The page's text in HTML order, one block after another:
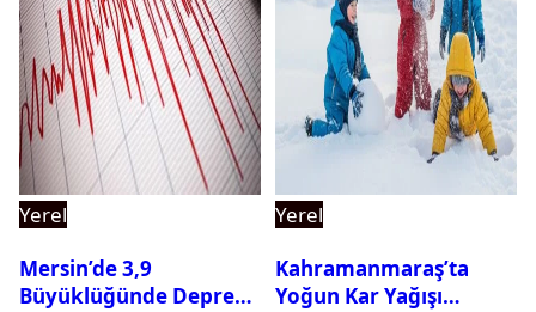
Yerel
Mersin’de 3,9
Büyüklüğünde Deprem
Yerel
Kahramanmaraş’ta
Yoğun Kar Yağışı